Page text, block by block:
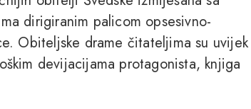
dirigiranim palicom opsesivno-
Obiteljske drame čitateljima su uvijek
devijacijama protagonista, knjiga